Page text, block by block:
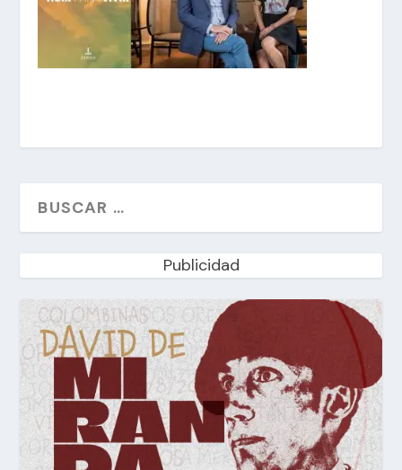
Publicidad